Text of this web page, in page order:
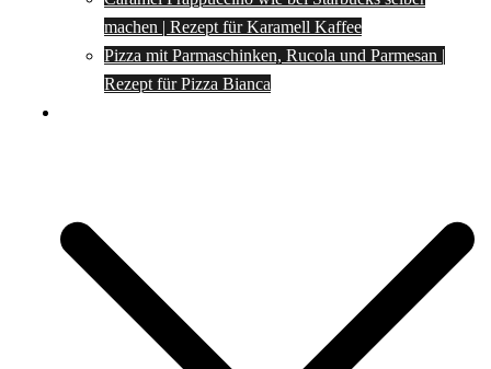
machen | Rezept für Karamell Kaffee
Pizza mit Parmaschinken, Rucola und Parmesan |
Rezept für Pizza Bianca